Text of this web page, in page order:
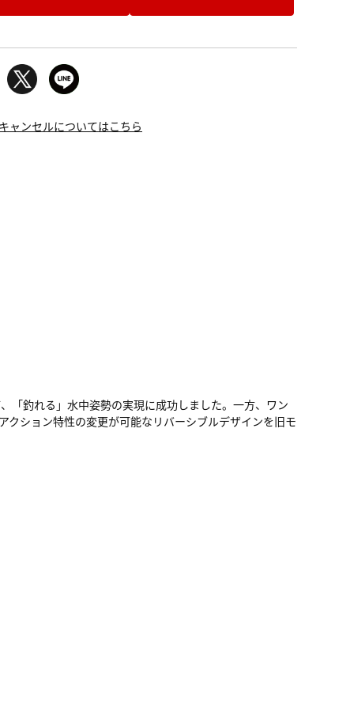
ャンセルについてはこちら
「釣れる」水中姿勢の実現に成功しました。一方、ワン
ション特性の変更が可能なリバーシブルデザインを旧モ